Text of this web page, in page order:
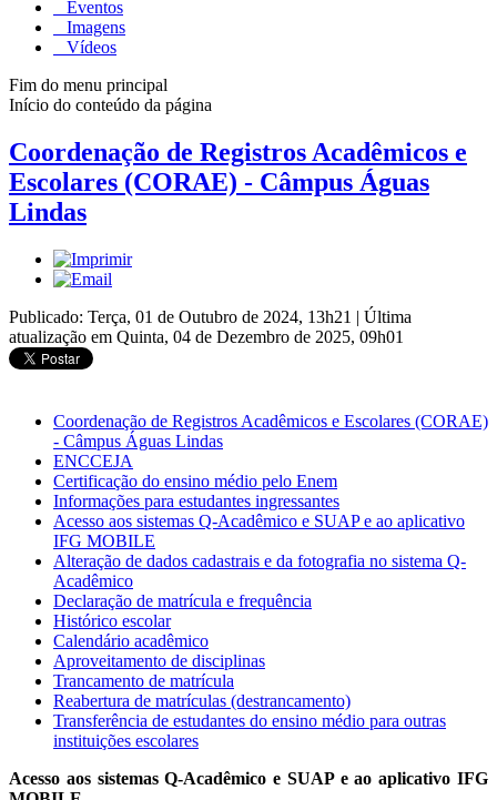
Eventos
Imagens
Vídeos
Fim do menu principal
Início do conteúdo da página
Coordenação de Registros Acadêmicos e
Escolares (CORAE) - Câmpus Águas
Lindas
Publicado: Terça, 01 de Outubro de 2024, 13h21 | Última
atualização em Quinta, 04 de Dezembro de 2025, 09h01
Coordenação de Registros Acadêmicos e Escolares (CORAE)
- Câmpus Águas Lindas
ENCCEJA
Certificação do ensino médio pelo Enem
Informações para estudantes ingressantes
Acesso aos sistemas Q-Acadêmico e SUAP e ao aplicativo
IFG MOBILE
Alteração de dados cadastrais e da fotografia no sistema Q-
Acadêmico
Declaração de matrícula e frequência
Histórico escolar
Calendário acadêmico
Aproveitamento de disciplinas
Trancamento de matrícula
Reabertura de matrículas (destrancamento)
Transferência de estudantes do ensino médio para outras
instituições escolares
Acesso aos sistemas Q-Acadêmico e SUAP e ao aplicativo IFG